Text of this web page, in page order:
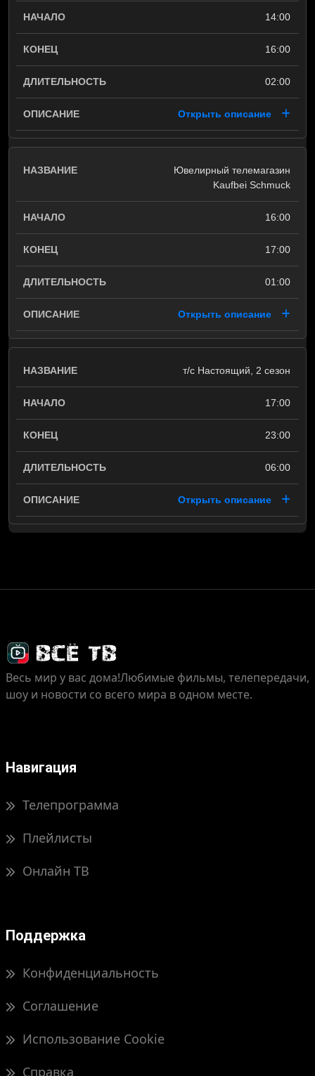
14:00
16:00
02:00
Открыть описание
Ювелирный телемагазин
Kaufbei Schmuck
16:00
17:00
01:00
Открыть описание
т/с Настоящий, 2 сезон
17:00
23:00
06:00
Открыть описание
Весь мир у вас дома!Любимые фильмы, телепередачи,
шоу и новости со всего мира в одном месте.
Навигация
Телепрограмма
Плейлисты
Онлайн ТВ
Поддержка
Конфиденциальность
Соглашение
Использование Cookie
Справка